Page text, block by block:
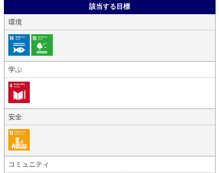
該当する目標
環境
学ぶ
安全
コミュニティ